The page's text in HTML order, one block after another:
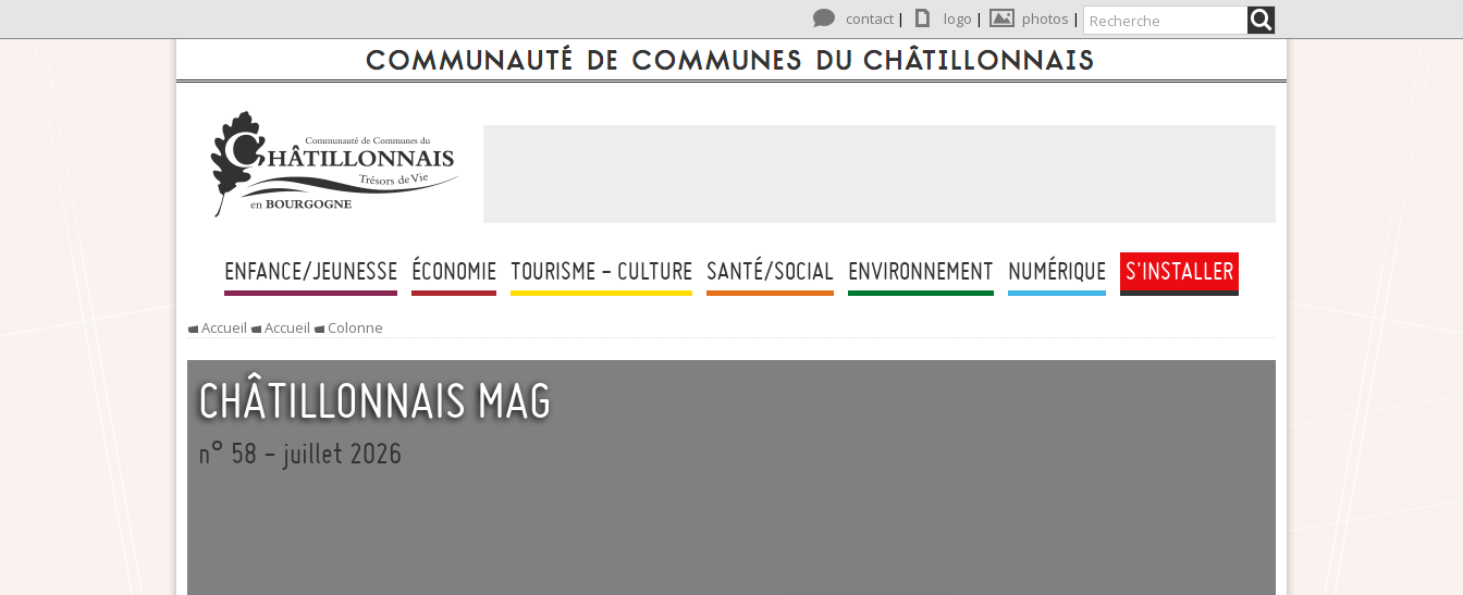
contact | logo | photos |
ENFANCE/JEUNESSE ÉCONOMIE TOURISME - CULTURE SANTÉ/SOCIAL ENVIRONNEMENT NUMÉRIQUE S'INSTALLER
Accueil Accueil Colonne
CHÂTILLONNAIS MAG
n° 58 - juillet 2026